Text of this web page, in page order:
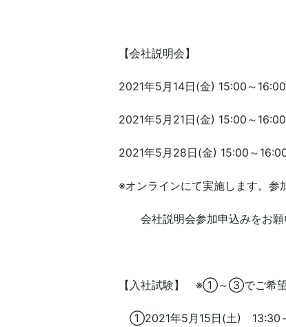
【会社説明会】
2021年5月14日(金) 15:00～16:00
2021年5月21日(金) 15:00～16:00
2021年5月28日(金) 15:00～
※オンラインにて実施します。参
会社説明会参加申込みをお願
【入社試験】 ※①～③でご希望
①2021年5月15日(土) 13:30